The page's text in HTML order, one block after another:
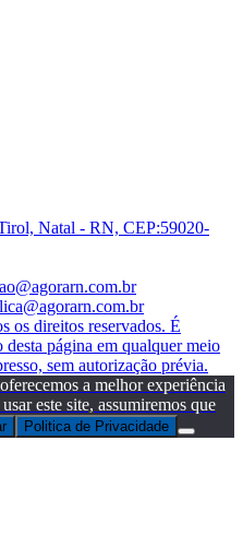
Natal - RN, CEP:59020-
os direitos reservados. É
página em qualquer meio
sem autorização prévia.
a melhor experiência
este site, assumiremos que
Politica de Privacidade